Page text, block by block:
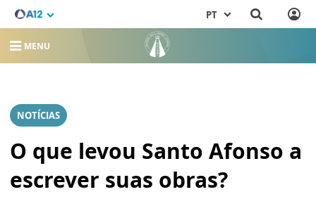
PT
MENU
NOTÍCIAS
O que levou Santo Afonso a
escrever suas obras?